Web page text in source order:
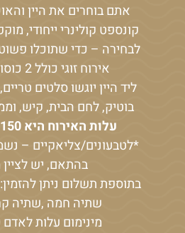
אתם בוחרים את היין
קונספט קולינרי ייחודי,
לבחירה – כדי שתוכלו
אירוח זוגי כולל 2 כוסות יין לאדם.
ליד היין יוגשו סלטים
בוטיק, לחם הבית, קיש,
עלות האירוח היא 150 ש”ח לאדם.
*לטבעונים/צליאקיים –
בהתאם, יש
בתוספת תשלום ניתן להזמין:
שתיה חמה ,שתיה
מינימום עלות לאדם 150 ש"ח.